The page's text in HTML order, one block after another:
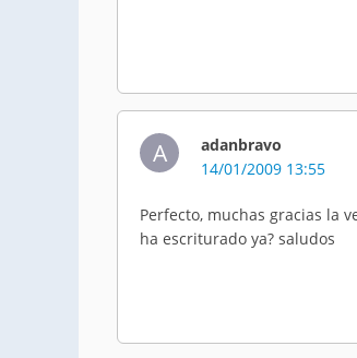
A
adanbravo
14/01/2009 13:55
Perfecto, muchas gracias la
ha escriturado ya? saludos